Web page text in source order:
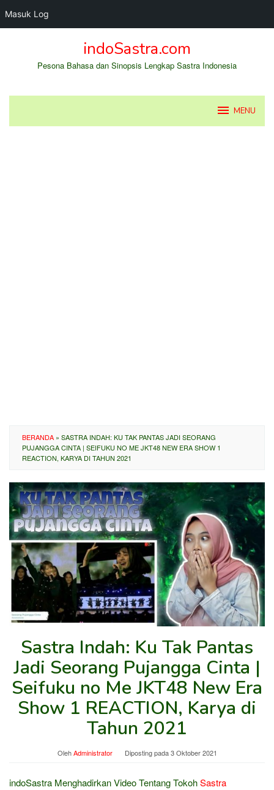
Masuk Log
indoSastra.com
Pesona Bahasa dan Sinopsis Lengkap Sastra Indonesia
MENU
BERANDA » SASTRA INDAH: KU TAK PANTAS JADI SEORANG
PUJANGGA CINTA | SEIFUKU NO ME JKT48 NEW ERA SHOW 1
REACTION, KARYA DI TAHUN 2021
Sastra Indah: Ku Tak Pantas
Jadi Seorang Pujangga Cinta |
Seifuku no Me JKT48 New Era
Show 1 REACTION, Karya di
Tahun 2021
OlehAdministrator Diposting pada3 Oktober 2021
indoSastra Menghadirkan Video Tentang TokohSastra